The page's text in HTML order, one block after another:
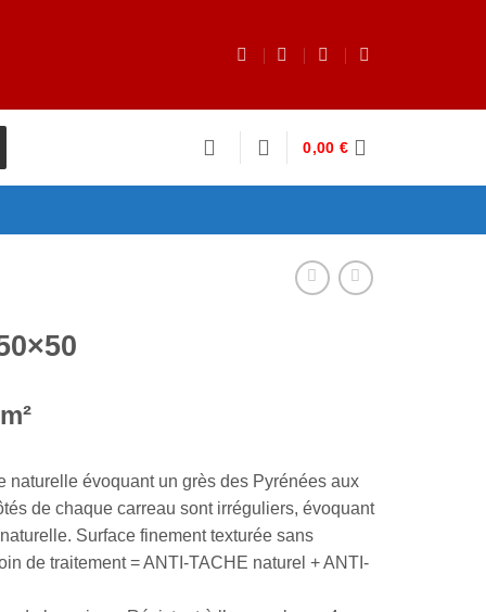
0,00 €
naturelle évoquant un grès des Pyrénées aux
de chaque carreau sont irréguliers, évoquant
Surface finement texturée sans
de traitement = ANTI-TACHE naturel + ANTI-